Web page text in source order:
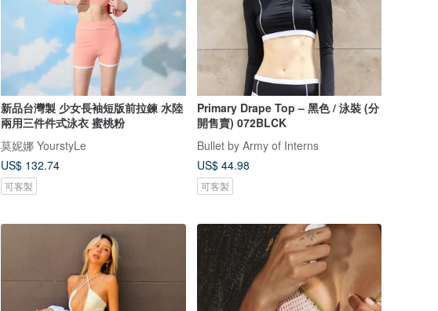
新品台灣製 少女長袖短版前拉鍊 水陸
兩用三件件式泳衣 蜜桃粉
莫妮娜 YourstyLe
US$ 132.74
可客製
Primary Drape Top – 黑色 / 泳裝 (分
開售賣) 072BLCK
Bullet by Army of Interns
US$ 44.98
可客製